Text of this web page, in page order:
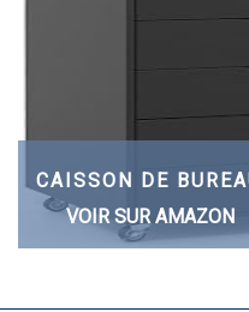
CAISSON DE
VOIR SUR AMAZON